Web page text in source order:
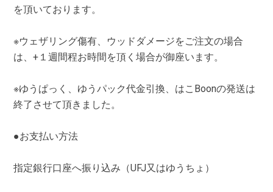
を頂いております。
※ウェザリング傷有、ウッドダメージをご注文の場合
は、+１週間程お時間を頂く場合が御座います。
※ゆうぱっく、ゆうパック代金引換、はこBoonの発送は
終了させて頂きました。
●お支払い方法
指定銀行口座へ振り込み（UFJ又はゆうちょ）